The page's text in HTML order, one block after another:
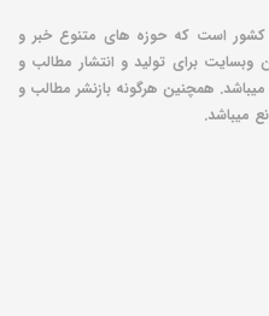
کشور است که حوزه های متنوع خبر و
برای تولید و انتشار مطالب و
همچنین هرگونه بازنشر مطالب و
میباشد.